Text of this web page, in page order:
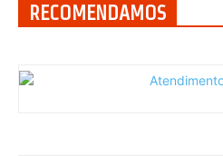
RECOMENDAMOS